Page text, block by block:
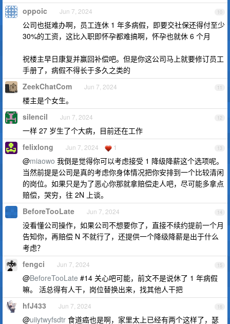
10
oppoic Jun 7, 2024
公司也挺难办啊，员工连休 1 年多病假，即要交社保还得付至少
30%的工资，这比入职即怀孕都难搞啊，怀孕也就休 6 个月
祝楼主早日康复并赢回补偿吧。但是你这公司马上就要修订员工
手册了，病假不得长于多久之类的
11
ZeekChatCom Jun 7, 2024
楼主是个女生。
12
silencil Jun 7, 2024
一样 27 岁生了个大病，目前还在工作
13
felixlong Jun 7, 2024 1
@miaowo 我倒是觉得你可以考虑接受 1 降级降薪这个选项呢。
当然前提是公司是真的考虑你身体情况把你安排到一个比较清闲
的岗位。如果只是为了恶心你那就拿赔偿走人吧，尽可能多拿点
赔偿，哭穷，往 2N 上谈。
14
BeforeTooLate Jun 7, 2024
没看懂公司操作，如果公司不想要你了，直接不续约提前一个月
告知你，再赔偿 N 不就行了，还提供一个降级降薪是出于什么
考虑？
15
fengci Jun 7, 2024
@BeforeTooLate #14 关心吧可能，前文不是说休了 1 年病假
嘛。 活总得有人干，岗位替换出来，找其他人干把
16
hfJ433 Jun 7, 2024
@uiiytwyfsdtr 食道癌也是啊，家里太上已经有两个这样了，瑟